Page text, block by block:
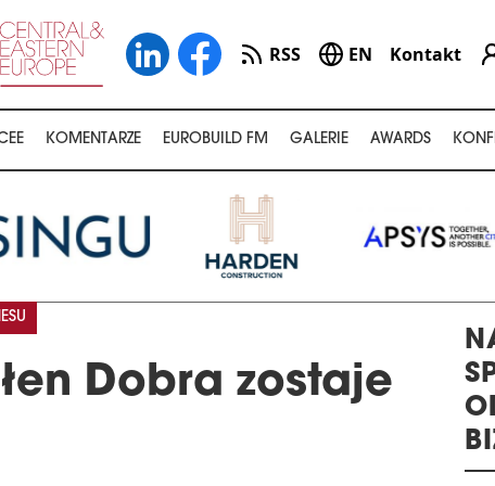
RSS EN Kontakt
KOMENTARZE EUROBUILD FM GALERIE AWARDS
Dobra zostaje